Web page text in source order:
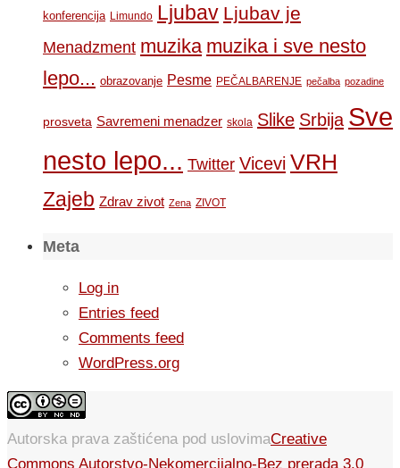
konferencija Limundo Ljubav Ljubav je
Menadzment muzika muzika i sve nesto
lepo... obrazovanje Pesme PEČALBARENJE pečalba pozadine
prosveta Savremeni menadzer skola Slike Srbija Sve
nesto lepo... Twitter Vicevi VRH
Zajeb Zdrav zivot Zena ZIVOT
Meta
Log in
Entries feed
Comments feed
WordPress.org
Autorska prava zaštićena pod uslovimaCreative
Commons Autorstvo-Nekomercijalno-Bez prerada 3.0